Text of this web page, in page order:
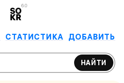
6.0
СТАТИСТИКА ДОБАВИТЬ
НАЙТИ